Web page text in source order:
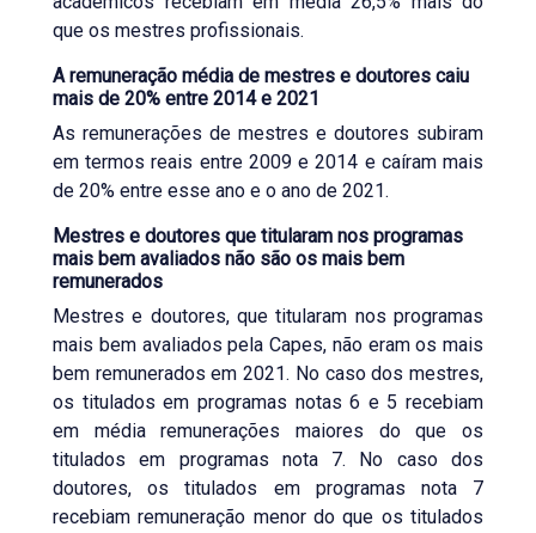
que os mestres profissionais.
A remuneração média de mestres e doutores caiu
mais de 20% entre 2014 e 2021
As remunerações de mestres e doutores subiram
em termos reais entre 2009 e 2014 e caíram mais
de 20% entre esse ano e o ano de 2021.
Mestres e doutores que titularam nos programas
mais bem avaliados não são os mais bem
remunerados
Mestres e doutores, que titularam nos programas
mais bem avaliados pela Capes, não eram os mais
bem remunerados em 2021. No caso dos mestres,
os titulados em programas notas 6 e 5 recebiam
em média remunerações maiores do que os
titulados em programas nota 7. No caso dos
doutores, os titulados em programas nota 7
recebiam remuneração menor do que os titulados